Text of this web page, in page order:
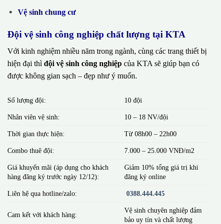
Vệ sinh chung cư
Đội vệ sinh công nghiệp chất lượng tại KTA
Với kinh nghiệm nhiều năm trong ngành, cùng các trang thiết bị
hiện đại thì đội vệ sinh công nghiệp của KTA sẽ giúp bạn có
được không gian sạch – đẹp như ý muốn.
Số lượng đội: 10 đội
Nhân viên vệ sinh: 10 – 18 NV/đội
Thời gian thực hiện: Từ 08h00 – 22h00
Combo thuê đội: 7.000 – 25.000 VNĐ/m2
Giá khuyến mãi (áp dụng cho khách
hàng đăng ký trước ngày 12/12):
Giảm 10% tổng giá trị khi
đăng ký online
Liên hệ qua hotline/zalo: 0388.444.445
Cam kết với khách hàng:
Vệ sinh chuyên nghiệp đảm
bảo uy tín và chất lượng